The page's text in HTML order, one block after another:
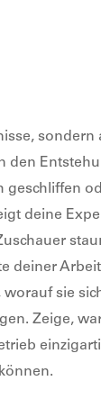
sondern
den
geschliffen
deine
deiner
sie
Zeige,